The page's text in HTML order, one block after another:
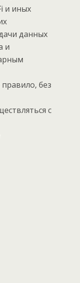
и иных
данных
и
без
с